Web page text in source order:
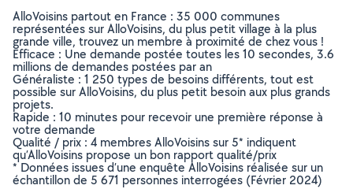
AlloVoisins partout en France : 35 000 communes
représentées sur AlloVoisins, du plus petit village à la plus
grande ville, trouvez un membre à proximité de chez vous !
Efficace : Une demande postée toutes les 10 secondes, 3.6
millions de demandes postées par an
Généraliste : 1 250 types de besoins différents, tout est
possible sur AlloVoisins, du plus petit besoin aux plus grands
projets.
Rapide : 10 minutes pour recevoir une première réponse à
votre demande
Qualité / prix : 4 membres AlloVoisins sur 5* indiquent
qu’AlloVoisins propose un bon rapport qualité/prix
* Données issues d’une enquête AlloVoisins réalisée sur un
échantillon de 5 671 personnes interrogées (Février 2024)